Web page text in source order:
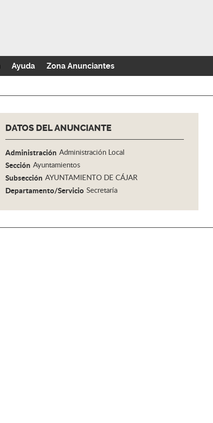
Ayuda Zona Anunciantes
DATOS DEL ANUNCIANTE
Administración Administración Local
Sección Ayuntamientos
Subsección AYUNTAMIENTO DE CÁJAR
Departamento/Servicio Secretaría